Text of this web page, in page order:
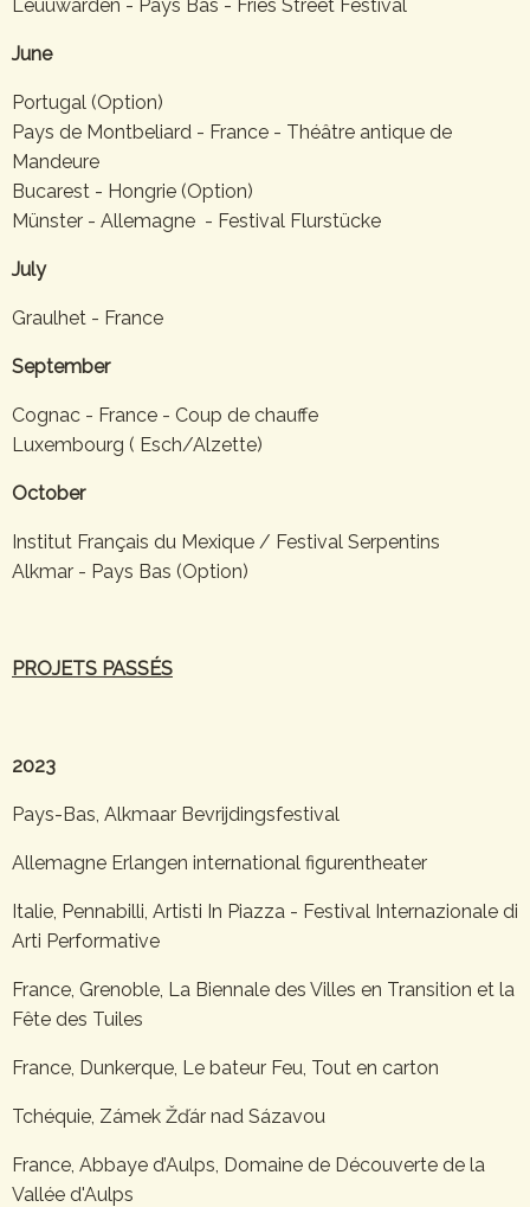
Leuuwarden - Pays Bas - Fries Street Festival
June
Portugal (Option)
Pays de Montbeliard - France - Théâtre antique de
Mandeure
Bucarest - Hongrie (Option)
Münster - Allemagne - Festival Flurstücke
July
Graulhet - France
September
Cognac - France - Coup de chauffe
Luxembourg ( Esch/Alzette)
October
Institut Français du Mexique / Festival Serpentins
Alkmar - Pays Bas (Option)
PROJETS PASSÉS
2023
Pays-Bas, Alkmaar Bevrijdingsfestival
Allemagne Erlangen international figurentheater
Italie, Pennabilli, Artisti In Piazza - Festival Internazionale di
Arti Performative
France, Grenoble, La Biennale des Villes en Transition et la
Fête des Tuiles
France, Dunkerque, Le bateur Feu, Tout en carton
Tchéquie, Zámek Žďár nad Sázavou
France, Abbaye d’Aulps, Domaine de Découverte de la
Vallée d'Aulps